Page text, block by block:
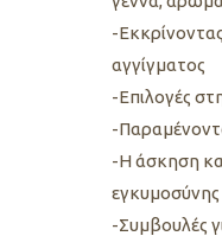
-
αγγίγματος
-Επιλογές
-
-Η άσκηση
εγκυμοσύνης
-Συμβουλές